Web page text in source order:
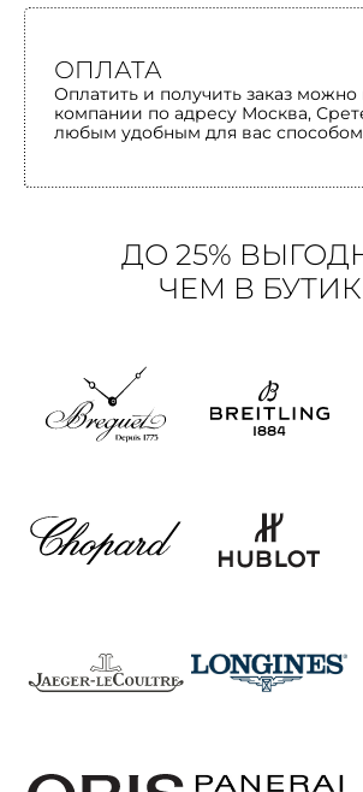
ОПЛАТА
Оплатить и получить заказ
компании по адресу Москва,
любым удобным для вас способом
ДО 25%
ЧЕМ В